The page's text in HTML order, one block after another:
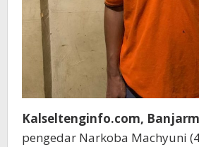
Kalseltenginfo.com,
pengedar Narkoba Machyuni